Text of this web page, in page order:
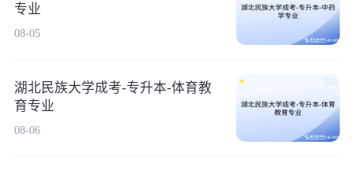
专业
08-05
湖北民族大学成考-专升本-体育教
育专业
08-06